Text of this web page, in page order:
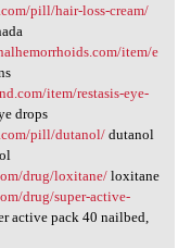
pill/hair-loss-cream/
item/e
item/restasis-eye-
drops
pill/dutanol/dutanol
drug/loxitane/loxitane
drug/super-active-
active pack 40 nailbed,